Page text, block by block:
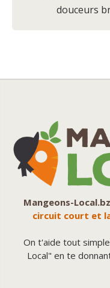
douceurs
Mangeons-
circuit court et
On t'aide tout
Local" en te